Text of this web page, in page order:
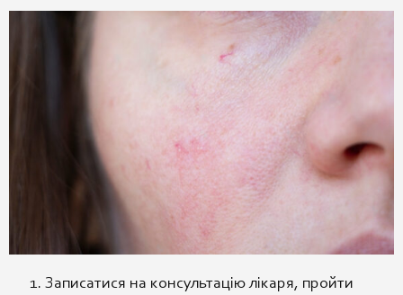
Записатися на консультацію лікаря, пройти